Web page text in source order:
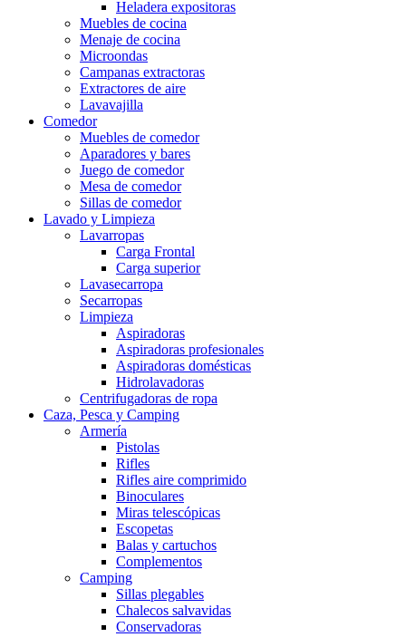
Heladera expositoras
Muebles de cocina
Menaje de cocina
Microondas
Campanas extractoras
Extractores de aire
Lavavajilla
Comedor
Muebles de comedor
Aparadores y bares
Juego de comedor
Mesa de comedor
Sillas de comedor
Lavado y Limpieza
Lavarropas
Carga Frontal
Carga superior
Lavasecarropa
Secarropas
Limpieza
Aspiradoras
Aspiradoras profesionales
Aspiradoras domésticas
Hidrolavadoras
Centrifugadoras de ropa
Caza, Pesca y Camping
Armería
Pistolas
Rifles
Rifles aire comprimido
Binoculares
Miras telescópicas
Escopetas
Balas y cartuchos
Complementos
Camping
Sillas plegables
Chalecos salvavidas
Conservadoras